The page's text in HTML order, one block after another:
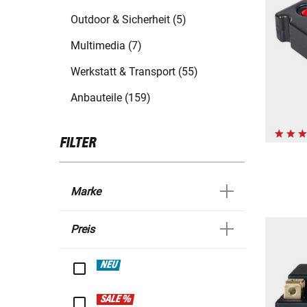
Outdoor & Sicherheit (5)
Multimedia (7)
Werkstatt & Transport (55)
Anbauteile (159)
FILTER
Marke
Preis
NEU
SALE %